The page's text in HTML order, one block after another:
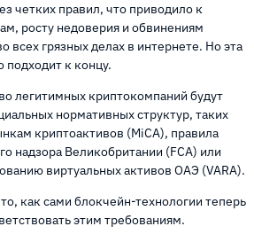
четких правил, что приводило к
росту недоверия и обвинениям
всех грязных делах в интернете. Но эта
подходит к концу.
легитимных криптокомпаний будут
нормативных структур, таких
криптоактивов (MiCA), правила
надзора Великобритании (FCA) или
виртуальных активов ОАЭ (VARA).
как сами блокчейн-технологии теперь
этим требованиям.